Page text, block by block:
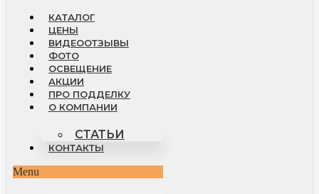
КАТАЛОГ
ЦЕНЫ
ВИДЕООТЗЫВЫ
ФОТО
ОСВЕЩЕНИЕ
АКЦИИ
ПРО ПОДДЕЛКУ
О КОМПАНИИ
СТАТЬИ
КОНТАКТЫ
Menu